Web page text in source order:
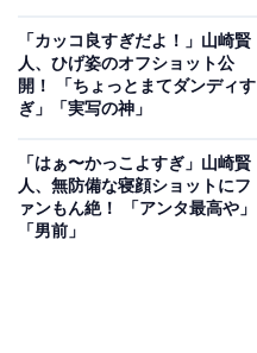
「カッコ良すぎだよ！」山崎賢
人、ひげ姿のオフショット公
開！ 「ちょっとまてダンディす
ぎ」「実写の神」
「はぁ〜かっこよすぎ」山崎賢
人、無防備な寝顔ショットにフ
ァンもん絶！ 「アンタ最高や」
「男前」